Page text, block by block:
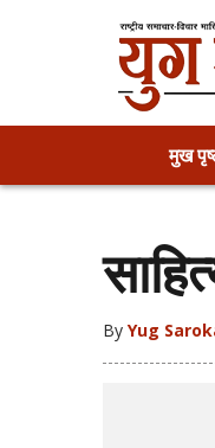
मुख
By Yug